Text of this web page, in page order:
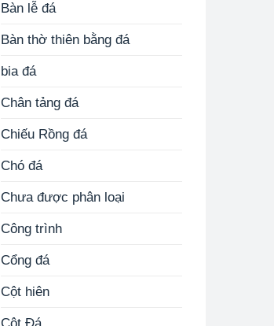
Bàn lễ đá
Bàn thờ thiên bằng đá
bia đá
Chân tảng đá
Chiếu Rồng đá
Chó đá
Chưa được phân loại
Công trình
Cổng đá
Cột hiên